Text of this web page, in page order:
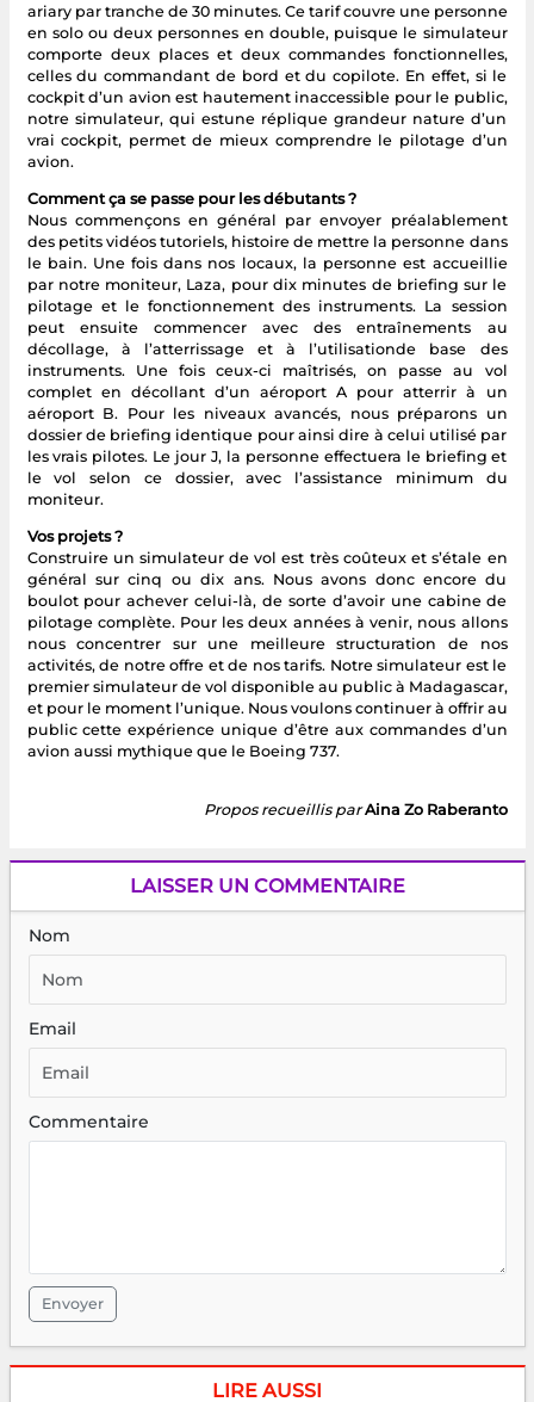
ariary par tranche de 30 minutes. Ce tarif couvre une personne
en solo ou deux personnes en double, puisque le simulateur
comporte deux places et deux commandes fonctionnelles,
celles du commandant de bord et du copilote. En effet, si le
cockpit d’un avion est hautement inaccessible pour le public,
notre simulateur, qui estune réplique grandeur nature d’un
vrai cockpit, permet de mieux comprendre le pilotage d’un
avion.
Comment ça se passe pour les débutants ?
Nous commençons en général par envoyer préalablement
des petits vidéos tutoriels, histoire de mettre la personne dans
le bain. Une fois dans nos locaux, la personne est accueillie
par notre moniteur, Laza, pour dix minutes de briefing sur le
pilotage et le fonctionnement des instruments. La session
peut ensuite commencer avec des entraînements au
décollage, à l’atterrissage et à l’utilisationde base des
instruments. Une fois ceux-ci maîtrisés, on passe au vol
complet en décollant d’un aéroport A pour atterrir à un
aéroport B. Pour les niveaux avancés, nous préparons un
dossier de briefing identique pour ainsi dire à celui utilisé par
les vrais pilotes. Le jour J, la personne effectuera le briefing et
le vol selon ce dossier, avec l’assistance minimum du
moniteur.
Vos projets ?
Construire un simulateur de vol est très coûteux et s’étale en
général sur cinq ou dix ans. Nous avons donc encore du
boulot pour achever celui-là, de sorte d’avoir une cabine de
pilotage complète. Pour les deux années à venir, nous allons
nous concentrer sur une meilleure structuration de nos
activités, de notre offre et de nos tarifs. Notre simulateur est le
premier simulateur de vol disponible au public à Madagascar,
et pour le moment l’unique. Nous voulons continuer à offrir au
public cette expérience unique d’être aux commandes d’un
avion aussi mythique que le Boeing 737.
Propos recueillis par Aina Zo Raberanto
LAISSER UN COMMENTAIRE
Nom
Email
Commentaire
Envoyer
LIRE AUSSI